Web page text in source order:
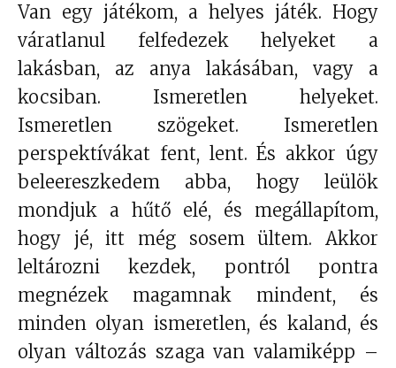
helyes
játék
Van egy játékom, a helyes játék. Hogy
váratlanul felfedezek helyeket a
lakásban, az anya lakásában, vagy a
kocsiban. Ismeretlen helyeket.
Ismeretlen szögeket. Ismeretlen
perspektívákat fent, lent. És akkor úgy
beleereszkedem abba, hogy leülök
mondjuk a hűtő elé, és megállapítom,
hogy jé, itt még sosem ültem. Akkor
leltározni kezdek, pontról pontra
megnézek magamnak mindent, és
minden olyan ismeretlen, és kaland, és
olyan változás szaga van valamiképp –